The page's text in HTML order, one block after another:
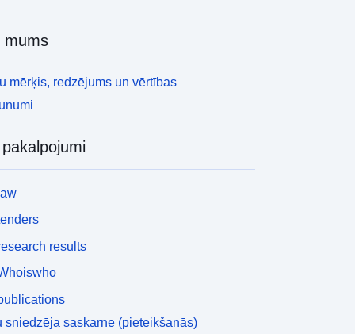
mums
mērķis, redzējums un vērtības
results
sniedzēja saskarne (pieteikšanās)